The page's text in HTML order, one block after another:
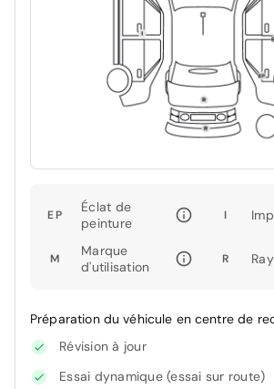
EP
Éclat de
peinture
I
M
Marque
d'utilisation
R
Préparation du véhicule en centre de
Révision à jour
Essai dynamique (essai sur route)